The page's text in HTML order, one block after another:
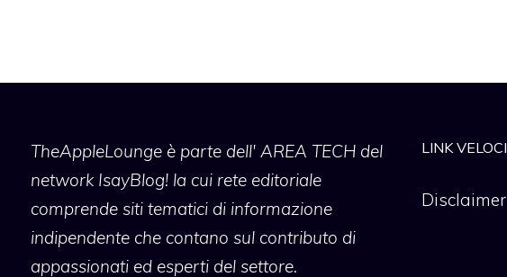
TheAppleLoungeè parte dell' AREA TECH del
network IsayBlog! la cui rete editoriale
comprende siti tematici di informazione
indipendente che contano sul contributo di
appassionati ed esperti del settore.
LINK VELOCI
Disclaimer